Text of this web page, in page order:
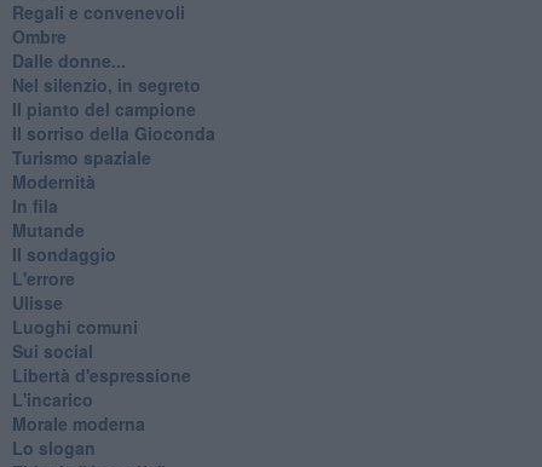
Regali e convenevoli
Ombre
Dalle donne...
Nel silenzio, in segreto
Il pianto del campione
Il sorriso della Gioconda
Turismo spaziale
Modernità
In fila
Mutande
Il sondaggio
L'errore
Ulisse
Luoghi comuni
Sui social
Libertà d'espressione
L'incarico
Morale moderna
Lo slogan